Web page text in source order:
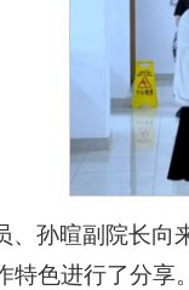
、孙暄副院长
特色进行了分